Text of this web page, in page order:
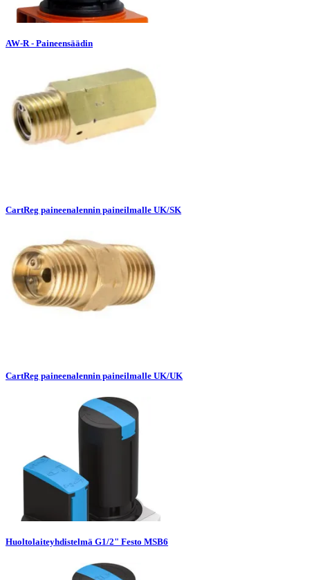
AW-R - Paineensäädin
CartReg paineenalennin paineilmalle UK/SK
CartReg paineenalennin paineilmalle UK/UK
Huoltolaiteyhdistelmä G1/2" Festo MSB6